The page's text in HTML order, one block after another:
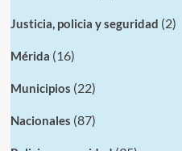
Justicia, policia y seguridad (2)
Mérida (16)
Municipios (22)
Nacionales (87)